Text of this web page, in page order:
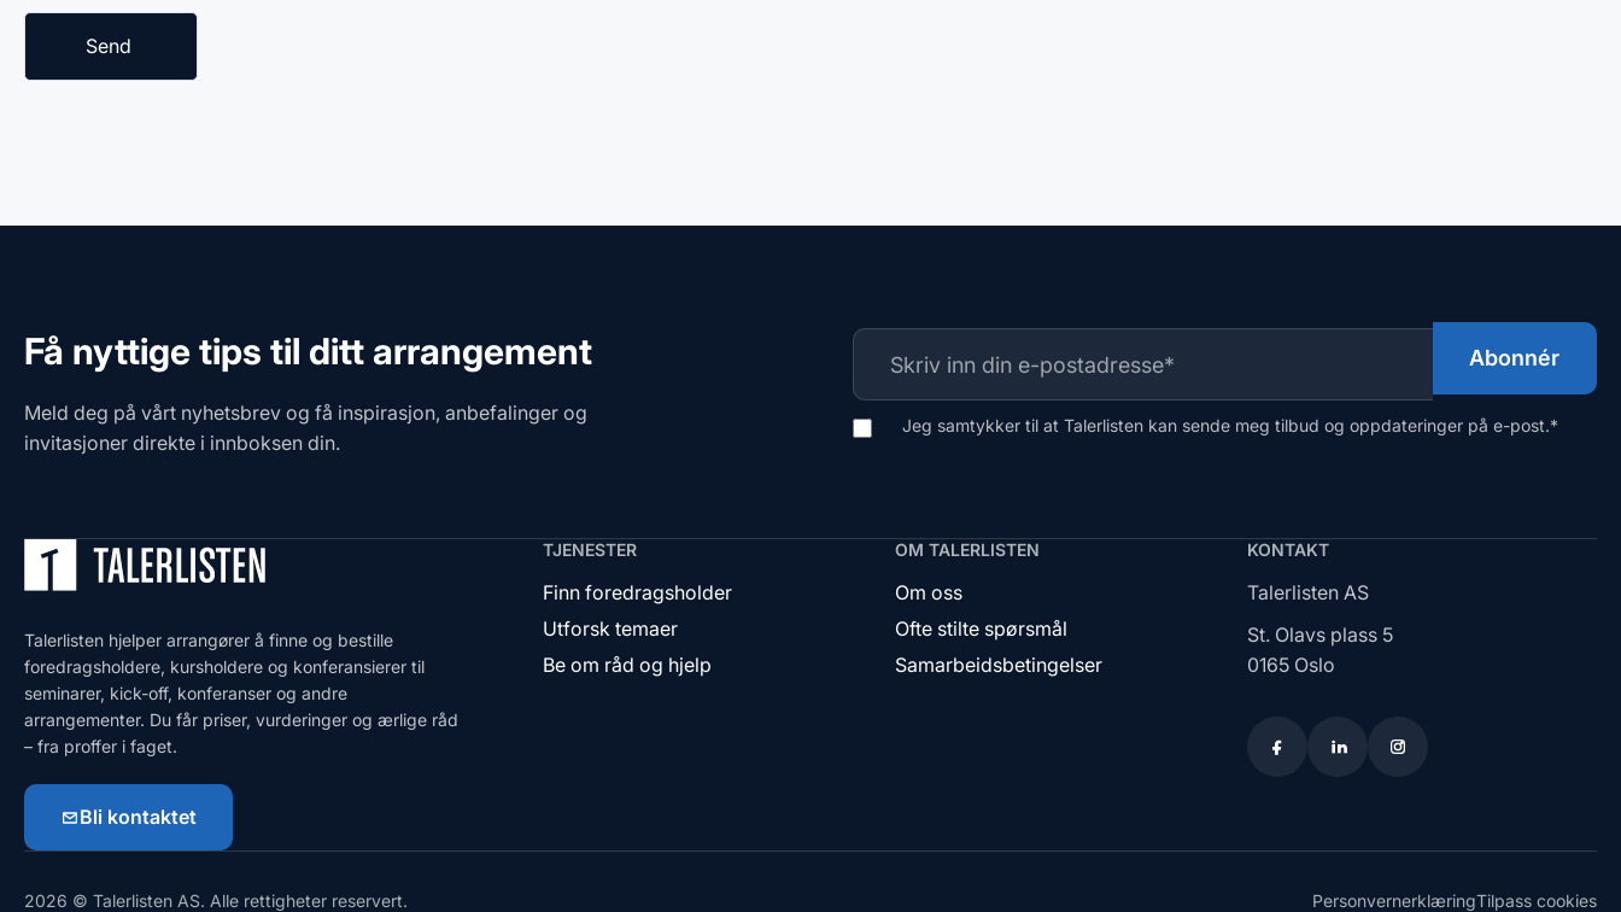
Få nyttige tips til ditt arrangement
Meld deg på vårt nyhetsbrev og få inspirasjon, anbefalinger og
invitasjoner direkte i innboksen din.
Jeg samtykker til at Talerlisten kan sende meg tilbud og oppdateringer på e-post.*
Talerlisten hjelper arrangører å finne og bestille
foredragsholdere, kursholdere og konferansierer til
seminarer, kick-off, konferanser og andre
arrangementer. Du får priser, vurderinger og ærlige råd
– fra proffer i faget.
Bli kontaktet
TJENESTER
Finn foredragsholder
Utforsk temaer
Be om råd og hjelp
OM TALERLISTEN
Om oss
Ofte stilte spørsmål
Samarbeidsbetingelser
KONTAKT
Talerlisten AS
St. Olavs plass 5
0165 Oslo
2026 © Talerlisten AS. Alle rettigheter reservert. PersonvernerklæringTilpass cookies